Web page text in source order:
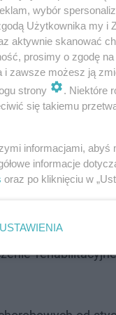
kraju ZUS
wstrzymujących
mln zł.
obniżyć
wybór
Użytkownika my
aktywnie skanować
prosimy o zgodę
i zawsze możesz ją
strony
. Niektóre
się takiemu
informacjami,
informacje
oraz po kliknięciu w
USTAWIENIA